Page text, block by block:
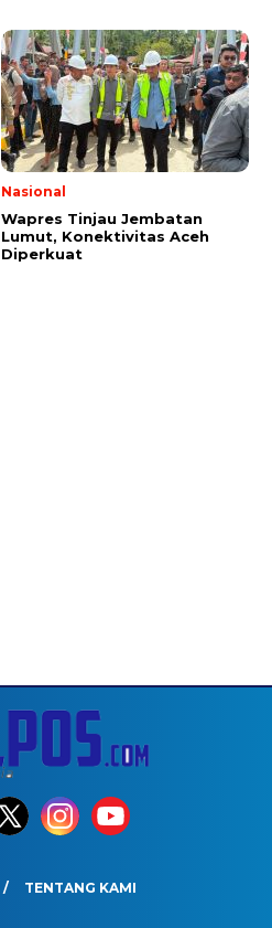
Nasional
Wapres Tinjau Jembatan
Lumut, Konektivitas Aceh
Diperkuat
TENTANG KAMI